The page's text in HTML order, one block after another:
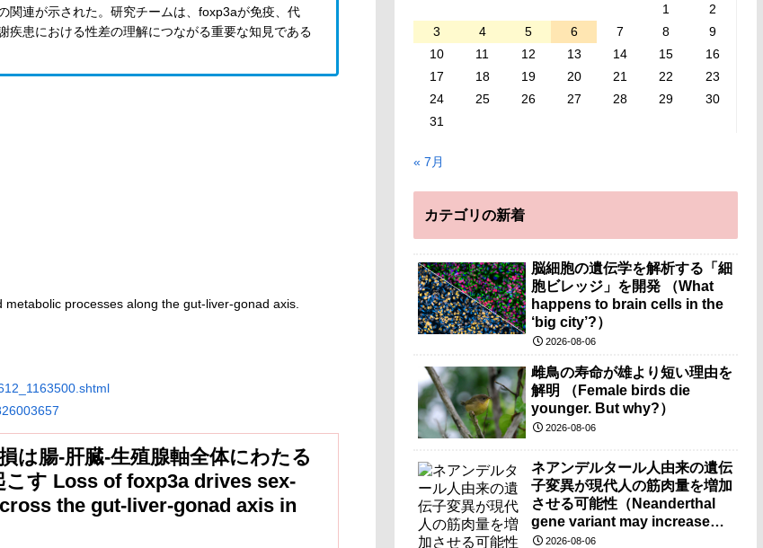
関連が示された。研究チームは、foxp3aが免疫、代
患における性差の理解につながる重要な知見である
processes along the gut-liver-gonad axis.
は腸-肝臓-生殖腺軸全体にわたる
こす Loss of foxp3a drives sex-
the gut-liver-gonad axis in
1
2
3
4 5 6 7 8
9
10
11 12 13 14 15
16
17
18 19 20 21 22
23
24
25 26 27 28 29
30
31
« 7月
カテゴリの新着
脳細胞の遺伝学を解析する「細
胞ビレッジ」を開発 （What
happens to brain cells in the
‘big city’?）
2026-08-06
雌鳥の寿命が雄より短い理由を
解明 （Female birds die
younger. But why?）
2026-08-06
ネアンデルタール人由来の遺伝
子変異が現代人の筋肉量を増加
させる可能性（Neanderthal
gene variant may increase
muscle mass in people living
2026-08-06